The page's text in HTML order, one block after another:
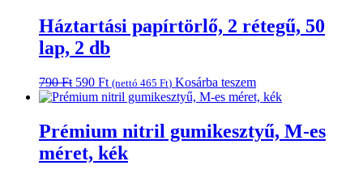
1490 Ft.1290 Ft.
Háztartási papírtörlő, 2 rétegű, 50
lap, 2 db
790Ft Original
price
790 Ft.
590 FtCurrent
price
590 Ft.
(nettó 465 Ft) Kosárba teszem
Prémium nitril gumikesztyű, M-es
méret, kék